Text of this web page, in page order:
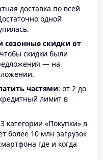
доставка по всей
одной
сезонные скидки от
скидки были
— на
частями: от 2 до
лимит в
категории «Покупки» в
более 10 млн загрузок
где и когда